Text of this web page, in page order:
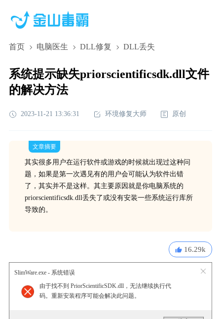
首页 电脑医生 DLL修复 DLL丢失
系统提示缺失priorscientificsdk.dll文件
的解决方法
2023-11-21 13:36:31 环境修复大师 原创
文章摘要
其实很多用户在运行软件或游戏的时候就出现过这种问
题，如果是第一次遇见有的用户会可能认为软件出错
了，其实并不是这样。其主要原因就是你电脑系统的
priorscientificsdk.dll丢失了或没有安装一些系统运行库所
导致的。
16.29k
SlimWare.exe - 系统错误
由于找不到 PriorScientificSDK.dll，无法继续执行代
码。重新安装程序可能会解决此问题。